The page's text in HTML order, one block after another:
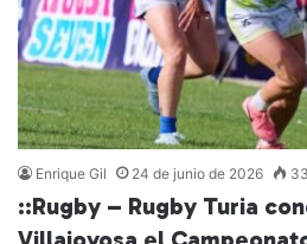
Enrique Gil 24 de junio de 2026
::Rugby – Rugby Turia